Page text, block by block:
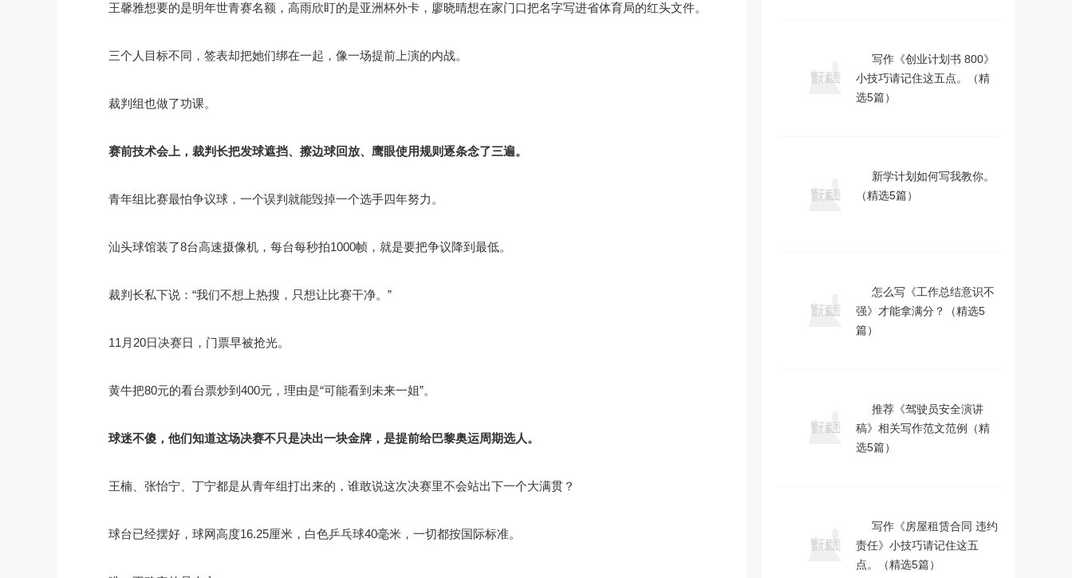
王馨雅想要的是明年世青赛名额，高雨欣盯的是亚洲杯外卡，廖晓晴想在家门口把名字写进省体育局的红头文件。
三个人目标不同，签表却把她们绑在一起，像一场提前上演的内战。
裁判组也做了功课。
赛前技术会上，裁判长把发球遮挡、擦边球回放、鹰眼使用规则逐条念了三遍。
青年组比赛最怕争议球，一个误判就能毁掉一个选手四年努力。
汕头球馆装了8台高速摄像机，每台每秒拍1000帧，就是要把争议降到最低。
裁判长私下说：“我们不想上热搜，只想让比赛干净。”
11月20日决赛日，门票早被抢光。
黄牛把80元的看台票炒到400元，理由是“可能看到未来一姐”。
球迷不傻，他们知道这场决赛不只是决出一块金牌，是提前给巴黎奥运周期选人。
王楠、张怡宁、丁宁都是从青年组打出来的，谁敢说这次决赛里不会站出下一个大满贯？
球台已经摆好，球网高度16.25厘米，白色乒乓球40毫米，一切都按国际标准。
写作《创业计划书 800》
小技巧请记住这五点。（精
选5篇）
新学计划如何写我教你。
（精选5篇）
怎么写《工作总结意识不
强》才能拿满分？（精选5
篇）
推荐《驾驶员安全演讲
稿》相关写作范文范例（精
选5篇）
写作《房屋租赁合同 违约
责任》小技巧请记住这五
点。（精选5篇）